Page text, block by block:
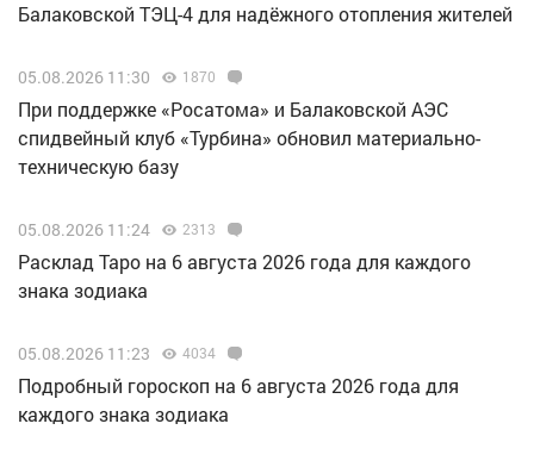
Балаковской ТЭЦ-4 для надёжного отопления жителей
05.08.2026 11:30 1870
При поддержке «Росатома» и Балаковской АЭС
спидвейный клуб «Турбина» обновил материально-
техническую базу
05.08.2026 11:24 2313
Расклад Таро на 6 августа 2026 года для каждого
знака зодиака
05.08.2026 11:23 4034
Подробный гороскоп на 6 августа 2026 года для
каждого знака зодиака